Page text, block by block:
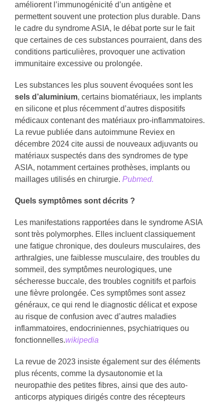
améliorent l’immunogénicité d’un antigène et
permettent souvent une protection plus durable. Dans
le cadre du syndrome ASIA, le débat porte sur le fait
que certaines de ces substances pourraient, dans des
conditions particulières, provoquer une activation
immunitaire excessive ou prolongée.
Les substances les plus souvent évoquées sont les
sels d’aluminium, certains biomatériaux, les implants
en silicone et plus récemment d’autres dispositifs
médicaux contenant des matériaux pro-inflammatoires.
La revue publiée dans autoimmune Reviex en
décembre 2024 cite aussi de nouveaux adjuvants ou
matériaux suspectés dans des syndromes de type
ASIA, notamment certaines prothèses, implants ou
maillages utilisés en chirurgie. Pubmed.
Quels symptômes sont décrits ?
Les manifestations rapportées dans le syndrome ASIA
sont très polymorphes. Elles incluent classiquement
une fatigue chronique, des douleurs musculaires, des
arthralgies, une faiblesse musculaire, des troubles du
sommeil, des symptômes neurologiques, une
sécheresse buccale, des troubles cognitifs et parfois
une fièvre prolongée. Ces symptômes sont assez
généraux, ce qui rend le diagnostic délicat et expose
au risque de confusion avec d’autres maladies
inflammatoires, endocriniennes, psychiatriques ou
fonctionnelles.wikipedia
La revue de 2023 insiste également sur des éléments
plus récents, comme la dysautonomie et la
neuropathie des petites fibres, ainsi que des auto-
anticorps atypiques dirigés contre des récepteurs